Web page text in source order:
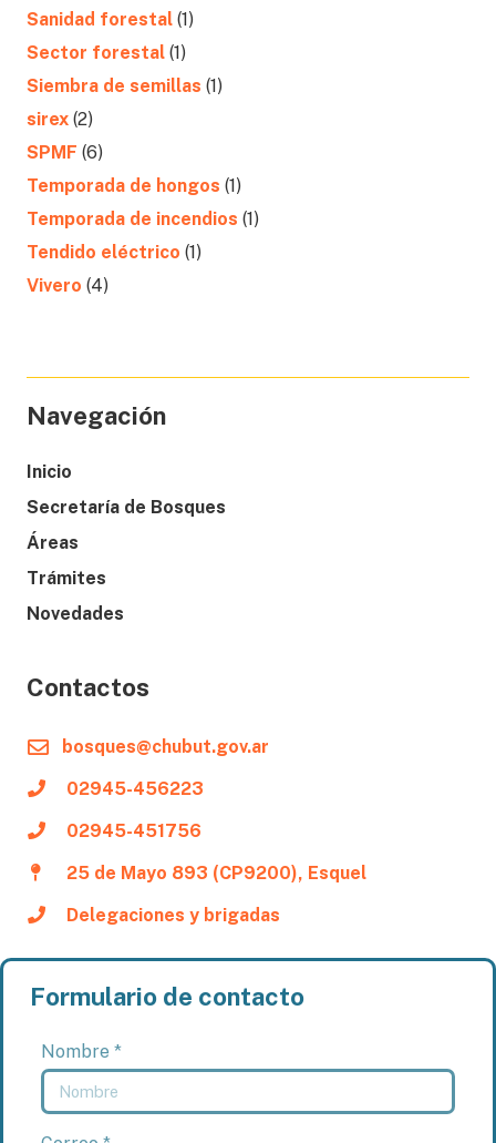
Sanidad forestal (1)
Sector forestal (1)
Siembra de semillas (1)
sirex (2)
SPMF (6)
Temporada de hongos (1)
Temporada de incendios (1)
Tendido eléctrico (1)
Vivero (4)
Navegación
Inicio
Secretaría de Bosques
Áreas
Trámites
Novedades
Contactos
bosques@chubut.gov.ar
02945-456223
02945-451756
25 de Mayo 893 (CP9200), Esquel
Delegaciones y brigadas
Formulario de contacto
Nombre *